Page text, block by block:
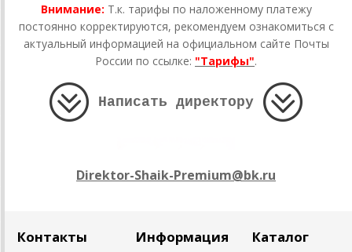
Внимание: Т.к. тарифы по наложенному платежу
постоянно корректируются, рекомендуем ознакомиться с
актуальный информацией на официальном сайте Почты
России по ссылке: "Тарифы".
Написать директору
Direktor-Shaik-Premium@bk.ru
Контакты Информация Каталог